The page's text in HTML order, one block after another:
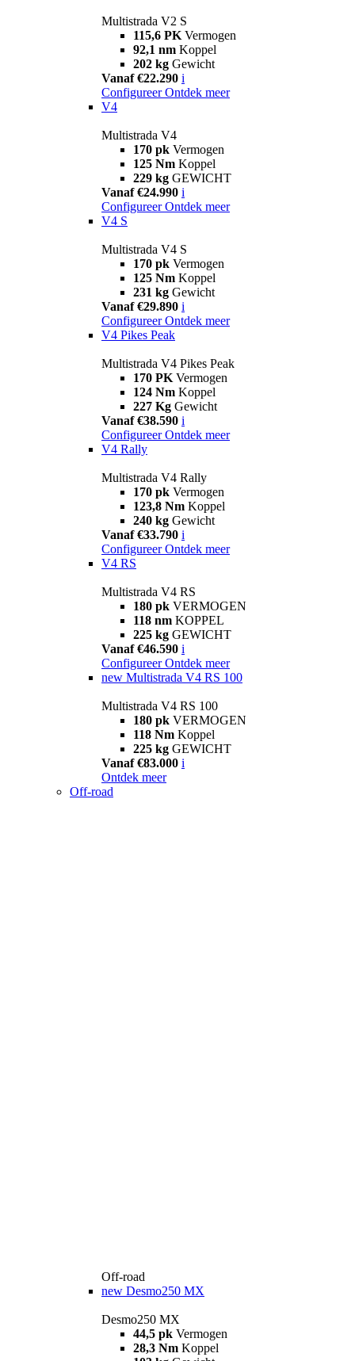
Multistrada V2 S
115,6 PK Vermogen
92,1 nm Koppel
202 kg Gewicht
Vanaf €22.290 i
Configureer Ontdek meer
V4
Multistrada V4
170 pk Vermogen
125 Nm Koppel
229 kg GEWICHT
Vanaf €24.990 i
Configureer Ontdek meer
V4 S
Multistrada V4 S
170 pk Vermogen
125 Nm Koppel
231 kg Gewicht
Vanaf €29.890 i
Configureer Ontdek meer
V4 Pikes Peak
Multistrada V4 Pikes Peak
170 PK Vermogen
124 Nm Koppel
227 Kg Gewicht
Vanaf €38.590 i
Configureer Ontdek meer
V4 Rally
Multistrada V4 Rally
170 pk Vermogen
123,8 Nm Koppel
240 kg Gewicht
Vanaf €33.790 i
Configureer Ontdek meer
V4 RS
Multistrada V4 RS
180 pk VERMOGEN
118 nm KOPPEL
225 kg GEWICHT
Vanaf €46.590 i
Configureer Ontdek meer
new Multistrada V4 RS 100
Multistrada V4 RS 100
180 pk VERMOGEN
118 Nm Koppel
225 kg GEWICHT
Vanaf €83.000 i
Ontdek meer
Off-road
Off-road
new Desmo250 MX
Desmo250 MX
44,5 pk Vermogen
28,3 Nm Koppel